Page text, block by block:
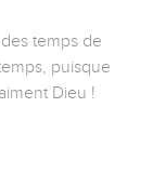
temps de
puisque
Dieu !